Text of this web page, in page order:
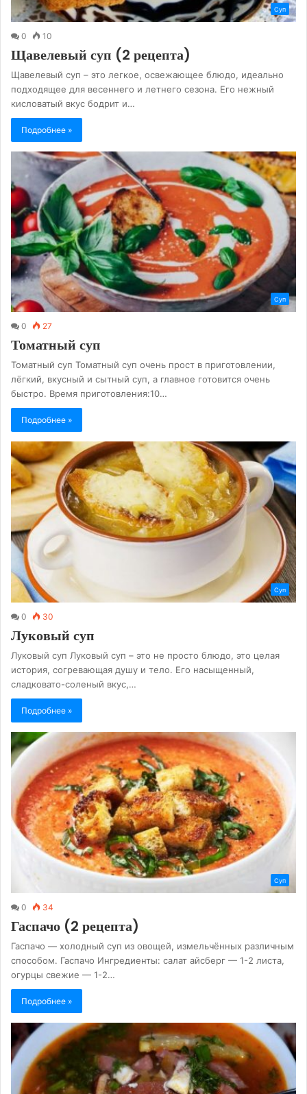
Суп
0 10
Щавелевый суп (2 рецепта)
Щавелевый суп – это легкое, освежающее блюдо, идеально
подходящее для весеннего и летнего сезона. Его нежный
кисловатый вкус бодрит и…
Подробнее »
Суп
0 27
Томатный суп
Томатный суп Томатный суп очень прост в приготовлении,
лёгкий, вкусный и сытный суп, а главное готовится очень
быстро. Время приготовления:10…
Подробнее »
Суп
0 30
Луковый суп
Луковый суп Луковый суп – это не просто блюдо, это целая
история, согревающая душу и тело. Его насыщенный,
сладковато-соленый вкус,…
Подробнее »
Суп
0 34
Гаспачо (2 рецепта)
Гаспачо — холодный суп из овощей, измельчённых различным
способом. Гаспачо Ингредиенты: салат айсберг — 1-2 листа,
огурцы свежие — 1-2…
Подробнее »